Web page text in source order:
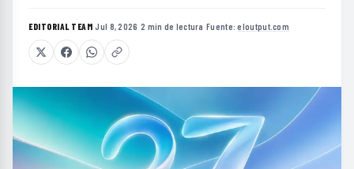
EDITORIAL TEAM·Jul 8, 2026 ·2 min de lectura ·Fuente:eloutput.com